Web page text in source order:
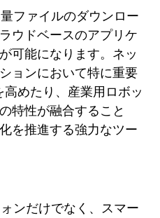
ファイルのダウンロー
ウドベースのアプリケ
可能になります。ネッ
ョンにおいて特に重要
めたり、産業用ロボッ
特性が融合すること
を推進する強力なツー
ンだけでなく、スマー